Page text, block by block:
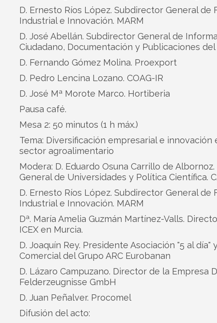
D. Ernesto Ríos López. Subdirector General de
Industrial e Innovación. MARM
D. José Abellán. Subdirector General de
Ciudadano, Documentación y Publicaciones del
D. Fernando Gómez Molina. Proexport
D. Pedro Lencina Lozano. COAG-IR
D. José Mª Morote Marco. Hortiberia
Pausa café.
Mesa 2: 50 minutos (1 h máx.)
Tema: Diversificación empresarial e innovación
sector agroalimentario
Modera: D. Eduardo Osuna Carrillo de
General de Universidades y Política Científica.
D. Ernesto Ríos López. Subdirector General de
Industrial e Innovación. MARM
Dª. María Amelia Guzmán Martínez-Valls.
ICEX en Murcia.
D. Joaquín Rey. Presidente Asociación "5 al día"
Comercial del Grupo ARC Eurobanan
D. Lázaro Campuzano. Director de la Empresa
Felderzeugnisse GmbH
D. Juan Peñalver. Procomel
Difusión del acto: